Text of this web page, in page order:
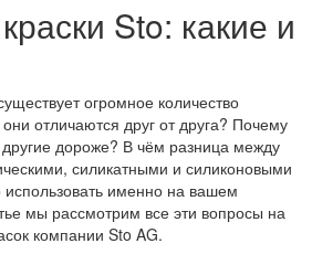
Sto: какие и
огромное количество
отличаются друг от друга? Почему
дороже? В чём разница между
силикатными и силиконовыми
именно на вашем
мы рассмотрим все эти вопросы на
компании Sto AG.